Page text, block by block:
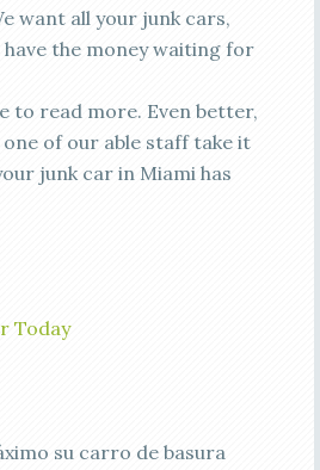
want all your junk cars,
the money waiting for
to read more. Even better,
one of our able staff take it
junk car in Miami has
Today
su carro de basura